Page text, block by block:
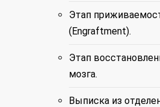
Этап
(Engraftment).
Этап
мозга.
Выписка из